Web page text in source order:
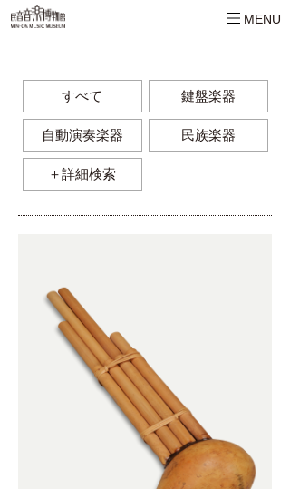
MENU
すべて 鍵盤楽器
自動演奏楽器 民族楽器
＋詳細検索